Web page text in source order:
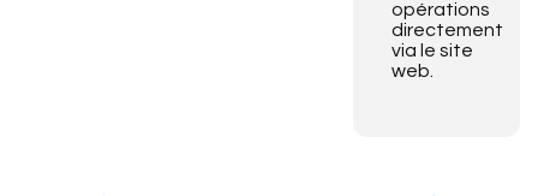
opérations
directement
via le site
web.